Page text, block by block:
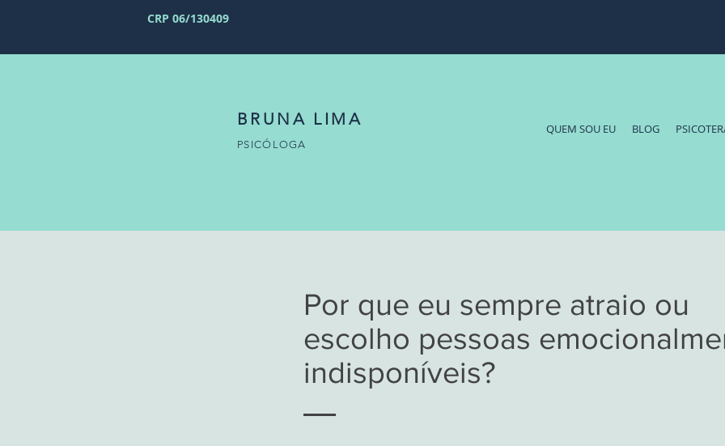
CRP 06/130409
BRUNA LIMA QUEM SOU EU BLOG
PSICÓLOGA
Por que eu sempre atraio ou
escolho pessoas
indisponíveis?